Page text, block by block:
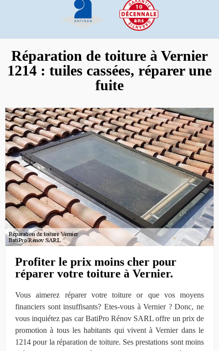
Réparation de toiture à Vernier
1214 : tuiles cassées, réparer une
fuite
Profiter le prix moins cher pour
réparer votre toiture à Vernier.
Vous aimerez réparer votre toiture or que vos moyens
financiers sont insuffisants? Etes-vous à Vernier ? Donc, ne
vous inquiétez pas car BatiPro Rénov SARL offre un prix de
promotion à tous les habitants qui vivent à Vernier dans le
1214 pour la réparation de toiture. Ses prestations sont moins